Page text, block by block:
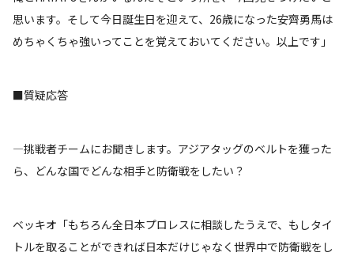
思います。そして今日誕生日を迎えて、26歳になった安齊勇馬は
めちゃくちゃ強いってことを覚えておいてください。以上です」
■質疑応答
―挑戦者チームにお聞きします。アジアタッグのベルトを獲った
ら、どんな国でどんな相手と防衛戦をしたい？
ベッキオ「もちろん全日本プロレスに相談したうえで、もしタイ
トルを取ることができれば日本だけじゃなく世界中で防衛戦をし